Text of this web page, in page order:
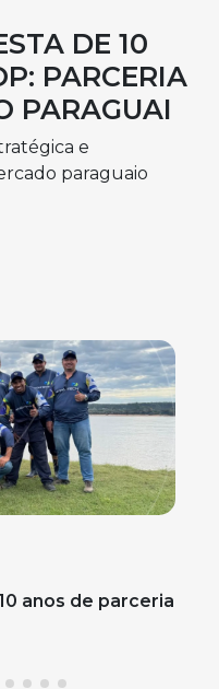
DE 10
PARCERIA
PARAGUAI
e
paraguaio
anos de parceria